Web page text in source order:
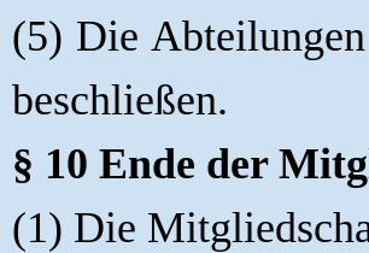
(5) Die
beschließen.
§ 10 Ende der
(1) Die